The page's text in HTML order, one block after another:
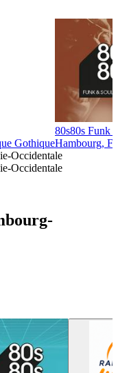
Gothique
80s80s Funk
Hambourg,
Occidentale
Occidentale